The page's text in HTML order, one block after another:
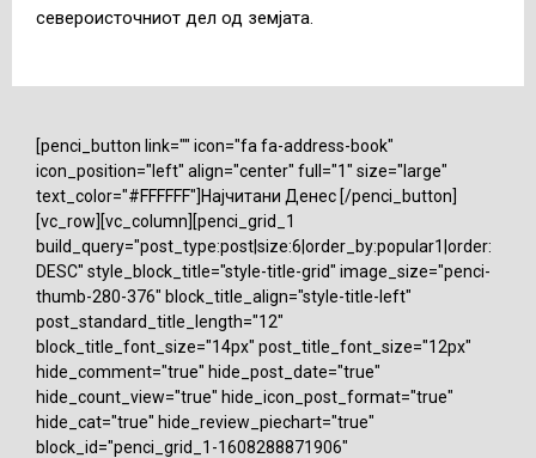
североисточниот дел од земјата.
[penci_button link="" icon="fa fa-address-book"
icon_position="left" align="center" full="1" size="large"
text_color="#FFFFFF"]Најчитани Денес [/penci_button]
[vc_row][vc_column][penci_grid_1
build_query="post_type:post|size:6|order_by:popular1|order:
DESC" style_block_title="style-title-grid" image_size="penci-
thumb-280-376" block_title_align="style-title-left"
post_standard_title_length="12"
block_title_font_size="14px" post_title_font_size="12px"
hide_comment="true" hide_post_date="true"
hide_count_view="true" hide_icon_post_format="true"
hide_cat="true" hide_review_piechart="true"
block_id="penci_grid_1-1608288871906"